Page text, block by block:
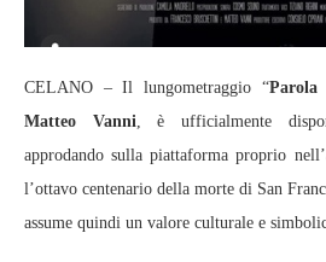
CELANO – Il lungometraggio “Parola
Matteo Vanni , è ufficialmente
approdando sulla piattaforma proprio
l’ottavo centenario della morte di San
assume quindi un valore culturale e